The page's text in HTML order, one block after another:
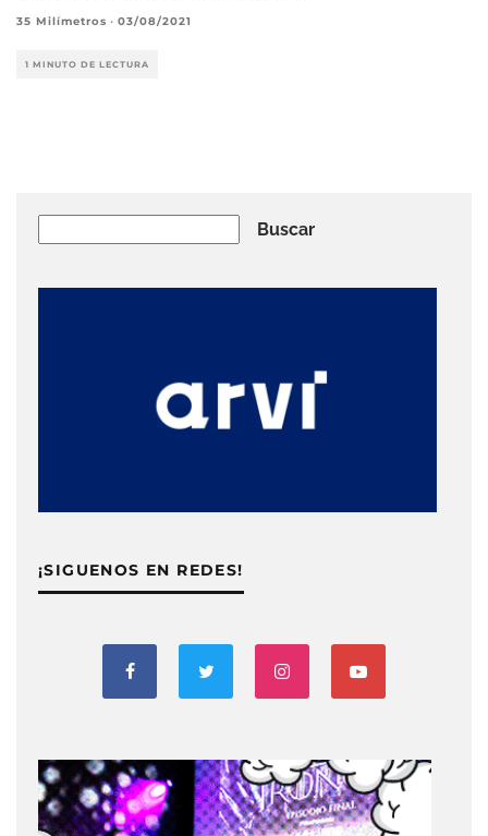
35 Milímetros · 03/08/2021
1 MINUTO DE LECTURA
Buscar
¡SIGUENOS EN REDES!